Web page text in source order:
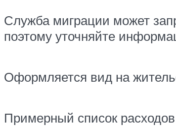
Служба миграции может
поэтому уточняйте
Оформляется вид на
Примерный список